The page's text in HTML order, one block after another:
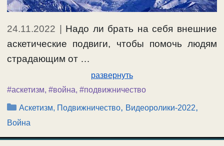
24.11.2022 | Надо ли брать на себя внешние
аскетические подвиги, чтобы помочь людям
страдающим от …
развернуть
#аскетизм, #война, #подвижничество
Рубрики
Аскетизм, Подвижничество, Видеоролики-2022,
Война